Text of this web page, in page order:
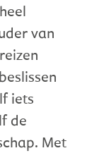
van
iets
de
Met